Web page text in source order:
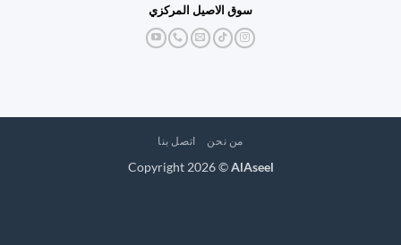
سوق الاصيل المركزي
من نحن اتصل بنا
Copyright 2026 ©AlAseel